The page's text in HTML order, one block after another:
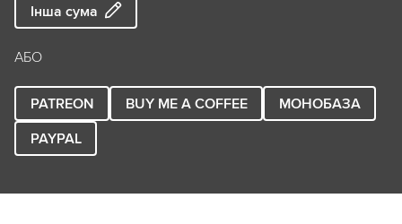
Інша сума
АБО
PATREON BUY ME A COFFEE
МОНОБАЗА
PAYPAL